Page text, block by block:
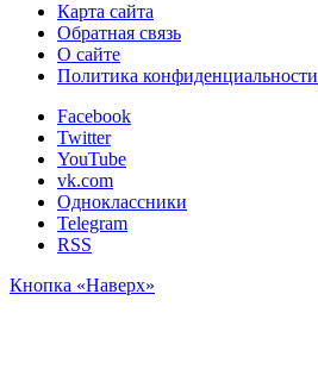
Карта сайта
Обратная связь
О сайте
Политика конфиденциальности
Facebook
Twitter
YouTube
vk.com
Одноклассники
Telegram
RSS
Кнопка «Наверх»